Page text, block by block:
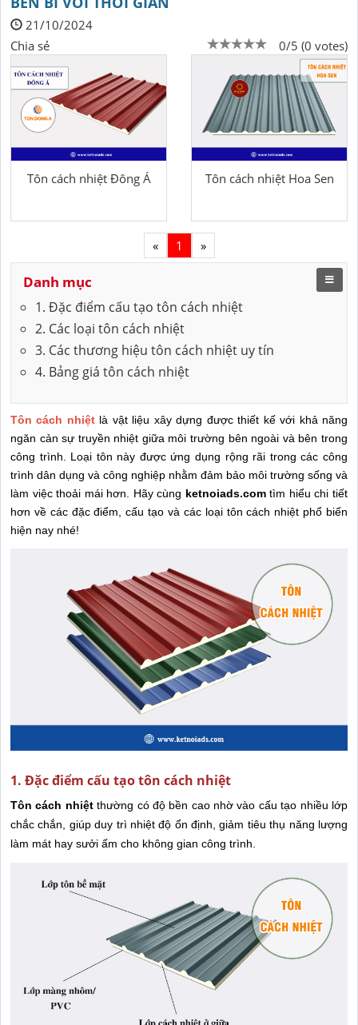
21/10/2024
0/5 (0 votes)
Chia sẻ
Tôn cách nhiệt Đông Á Tôn cách nhiệt Hoa Sen
« 1 »
Danh mục
1. Đặc điểm cấu tạo tôn cách nhiệt
2. Các loại tôn cách nhiệt
3. Các thương hiệu tôn cách nhiệt uy tín
4. Bảng giá tôn cách nhiệt
Tôn cách nhiệt là vật liệu xây dựng được thiết kế với khả năng
ngăn cản sự truyền nhiệt giữa môi trường bên ngoài và bên trong
công trình. Loại tôn này được ứng dụng rộng rãi trong các công
trình dân dụng và công nghiệp nhằm đảm bảo môi trường sống và
làm việc thoải mái hơn. Hãy cùng ketnoiads.comtìm hiểu chi tiết
hơn về các đặc điểm, cấu tạo và các loại tôn cách nhiệt phổ biến
hiện nay nhé!
1. Đặc điểm cấu tạo tôn cách nhiệt
Tôn cách nhiệtthường có độ bền cao nhờ vào cấu tạo nhiều lớp
chắc chắn, giúp duy trì nhiệt độ ổn định, giảm tiêu thụ năng lượng
làm mát hay sưởi ấm cho không gian công trình.